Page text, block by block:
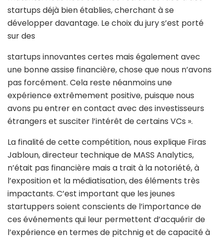
startups déjà bien établies, cherchant à se
développer davantage. Le choix du jury s’est porté
sur des
startups innovantes certes mais également avec
une bonne assise financière, chose que nous n’avons
pas forcément. Cela reste néanmoins une
expérience extrêmement positive, puisque nous
avons pu entrer en contact avec des investisseurs
étrangers et susciter l’intérêt de certains VCs ».
La finalité de cette compétition, nous explique Firas
Jabloun, directeur technique de MASS Analytics,
n’était pas financière mais a trait à la notoriété, à
l’exposition et la médiatisation, des éléments très
impactants. C’est important que les jeunes
startuppers soient conscients de l’importance de
ces événements qui leur permettent d’acquérir de
l’expérience en termes de pitchnig et de capacité à